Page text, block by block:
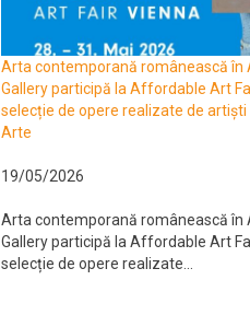
Arta contemporană românească în
Gallery participă la Affordable Art
selecție de opere realizate de artiști
Arte
19/05/2026
Arta contemporană românească în
Gallery participă la Affordable Art
selecție de opere realizate...